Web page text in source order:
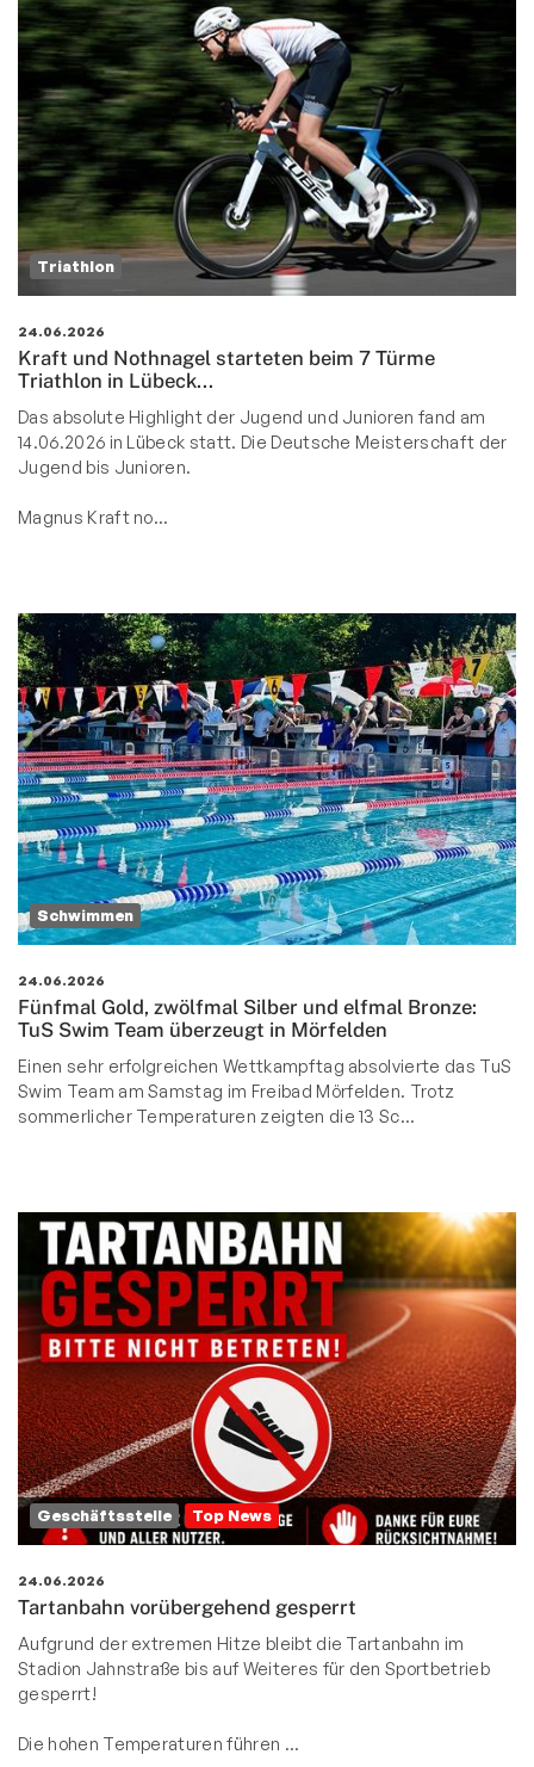
Triathlon
24.06.2026
Kraft und Nothnagel starteten beim 7 Türme
Triathlon in Lübeck...
Das absolute Highlight der Jugend und Junioren fand am
14.06.2026 in Lübeck statt. Die Deutsche Meisterschaft der
Jugend bis Junioren.
Magnus Kraft no…
Schwimmen
24.06.2026
Fünfmal Gold, zwölfmal Silber und elfmal Bronze:
TuS Swim Team überzeugt in Mörfelden
Einen sehr erfolgreichen Wettkampftag absolvierte das TuS
Swim Team am Samstag im Freibad Mörfelden. Trotz
sommerlicher Temperaturen zeigten die 13 Sc…
Geschäftsstelle Top News
24.06.2026
Tartanbahn vorübergehend gesperrt
Aufgrund der extremen Hitze bleibt die Tartanbahn im
Stadion Jahnstraße bis auf Weiteres für den Sportbetrieb
gesperrt!
Die hohen Temperaturen führen …